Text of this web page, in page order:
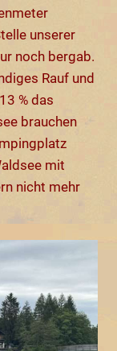
unserer
noch bergab.
Rauf und
% das
brauchen
mit
nicht mehr